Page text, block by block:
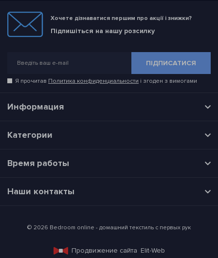
Хочете дізнаватися першим про акції і знижки?
Підпишіться на нашу розсилку
ПІДПИСАТИСЯ
Я прочитав Политика конфиденциальности і згоден з вимогами
Информация
Категории
Время работы
Наши контакты
© 2026 Bedroom online - домашний текстиль с первых рук
Продвижение сайта Elit-Web